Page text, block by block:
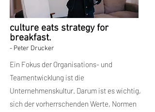
culture eats strategy for
breakfast.
- Peter Drucker
Ein Fokus der Organisations- und
Teamentwicklung ist die
Unternehmenskultur. Darum ist es wichtig,
sich der vorherrschenden Werte, Normen